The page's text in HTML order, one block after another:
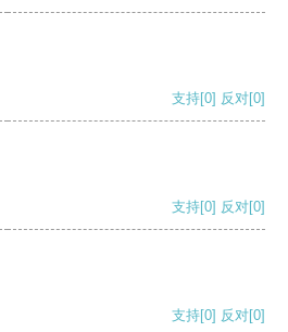
支持[0] 反对[0]
支持[0] 反对[0]
支持[0] 反对[0]